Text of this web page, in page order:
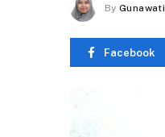
By Gunawati
Facebook